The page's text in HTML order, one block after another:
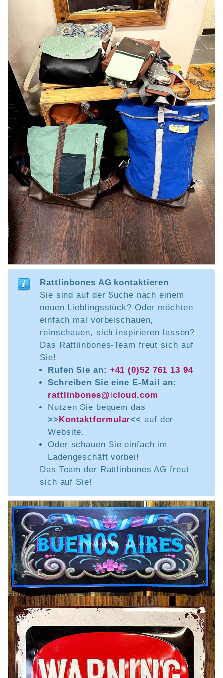
Rattlinbones AG kontaktieren
Sie sind auf der Suche nach einem
neuen Lieblingsstück? Oder möchten
einfach mal vorbeischauen,
reinschauen, sich inspirieren lassen?
Das Rattlinbones-Team freut sich auf
Sie!
Rufen Sie an: +41 (0)52 761 13 94
Schreiben Sie eine E-Mail an:
rattlinbones@icloud.com
Nutzen Sie bequem das
>> Kontaktformular<< auf der
Website.
Oder schauen Sie einfach im
Ladengeschäft vorbei!
Das Team der Rattlinbones AG freut
sich auf Sie!